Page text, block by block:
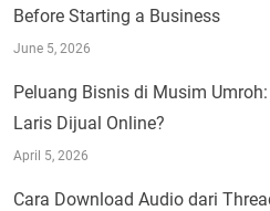
Before Starting a Business
June 5, 2026
Peluang Bisnis di Musim
Laris Dijual Online?
April 5, 2026
Cara Download Audio dari